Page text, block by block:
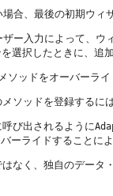
合、最後の初期ウィ
ザー入力によって、ウ
選択したときに、追
ソッドをオーバーラ
ソッドを登録するに
び出されるように
ーライドすることに
なく、独自のデータ